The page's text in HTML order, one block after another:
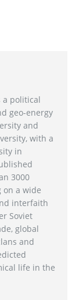
a political
geo-energy
and
with a
in
3000
a wide
interfaith
Soviet
global
and
life in the